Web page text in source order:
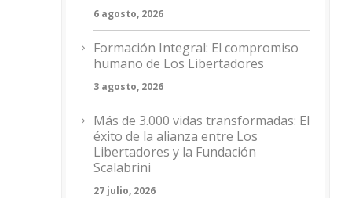
6 agosto, 2026
Formación Integral: El compromiso
humano de Los Libertadores
3 agosto, 2026
Más de 3.000 vidas transformadas: El
éxito de la alianza entre Los
Libertadores y la Fundación
Scalabrini
27 julio, 2026